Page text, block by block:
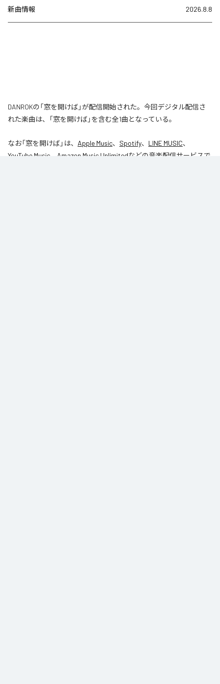
新曲情報 2026.8.8
DANROKの「窓を開けば」が配信開始された。今回デジタル配信さ
れた楽曲は、「窓を開けば」を含む全1曲となっている。
なお「窓を開けば」は、 Apple Music、 Spotify、 LINE MUSIC、
YouTube Music
Amazon Music Unlimitedなどの音楽配信サービスで